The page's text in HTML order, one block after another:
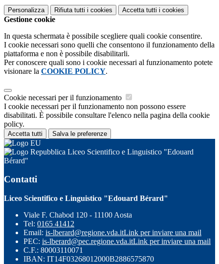
Personalizza Rifiuta tutti i cookies Accetta tutti i cookies
Gestione cookie
In questa schermata è possibile scegliere quali cookie consentire.
I cookie necessari sono quelli che consentono il funzionamento della
piattaforma e non è possibile disabilitarli.
Per conoscere quali sono i cookie necessari al funzionamento potete
visionare la COOKIE POLICY.
Cookie necessari per il funzionamento
I cookie necessari per il funzionamento non possono essere
disabilitati. È possibile consultare l'elenco nella pagina della cookie
policy.
Accetta tutti Salva le preferenze
Liceo Scientifico e Linguistico "Edouard
Bérard"
Contatti
Liceo Scientifico e Linguistico "Edouard Bérard"
Viale F. Chabod 120 - 11100 Aosta
Tel: 0165 41412
Email: is-lberard@regione.vda.itLink per inviare una mail
PEC: is-lberard@pec.regione.vda.itLink per inviare una mail
C.F.: 80003110071
IBAN: IT14F03268012000B2886575870